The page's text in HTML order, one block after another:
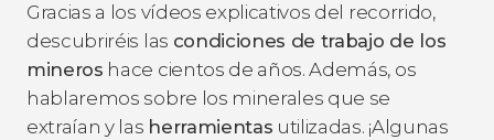
Gracias a los vídeos explicativos del recorrido,
descubriréis las condiciones de trabajo de los
mineros hace cientos de años. Además, os
hablaremos sobre los minerales que se
extraían y las herramientas utilizadas. ¡Algunas